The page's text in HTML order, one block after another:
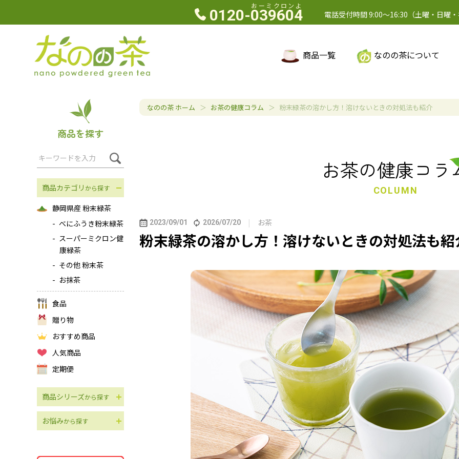
商品一覧 なのの茶について
なのの茶 ホーム お茶の健康コラム 粉末緑茶の溶かし方！溶けないときの対処法も紹介
お茶の健康コラ
COLUMN
2023/09/01 2026/07/20 お茶
粉末緑茶の溶かし方！溶けないときの対処法も紹
商品を探す
商品カテゴリ から探す
静岡県産 粉末緑茶
べにふうき粉末緑茶
スーパーミクロン健
康緑茶
その他 粉末茶
お抹茶
食品
贈り物
おすすめ商品
人気商品
定期便
商品シリーズから探す
お悩みから探す
0120-039604 電話受付時間 9:00～16:30（土曜・日曜